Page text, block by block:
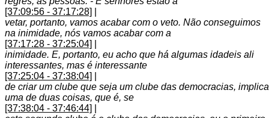
[37:09:56 - 37:17:28]
vetar, portanto, vamos acabar com o veto. Não conseguimos
na inimidade, nós vamos acabar com a
[37:17:28 - 37:25:04]
inimidade. E, portanto, eu acho que há algumas idadeis ali
interessantes, mas é interessante
[37:25:04 - 37:38:04]
de criar um clube que seja um clube das democracias, implica
uma de duas coisas, que é, se
[37:38:04 - 37:46:44]